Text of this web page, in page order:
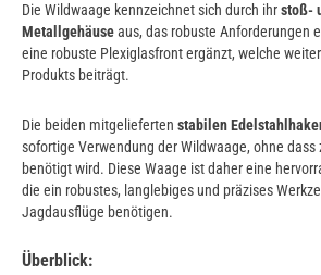
Die Wildwaage kennzeichnet sich durch ihrstoß-
Metallgehäuseaus, das robuste Anforderungen
eine robuste Plexiglasfront ergänzt, welche
Produkts beiträgt.
Die beiden mitgelieferten stabilen
sofortige Verwendung der Wildwaage, ohne dass
benötigt wird. Diese Waage ist daher eine
die ein robustes, langlebiges und präzises
Jagdausflüge benötigen.
Überblick: